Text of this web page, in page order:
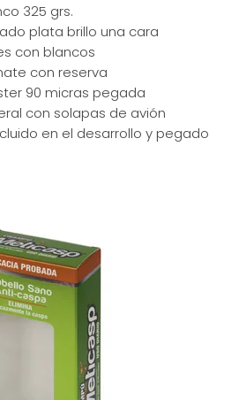
325 grs.
plata brillo una cara
con blancos
con reserva
90 micras pegada
con solapas de avión
en el desarrollo y pegado